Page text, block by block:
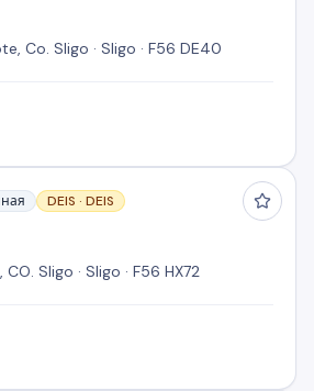
Co. Sligo · Sligo · F56 DE40
DEIS · DEIS
Sligo · Sligo · F56 HX72